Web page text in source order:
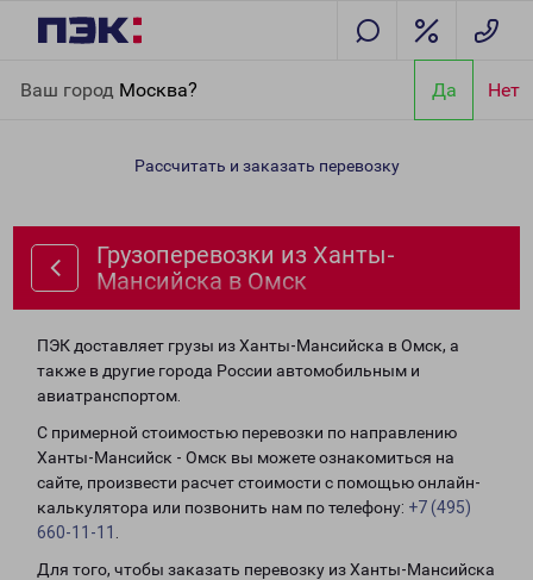
Ваш город Москва? Да Нет
Омск
Рассчитать и заказать перевозку
Грузоперевозки из Ханты-
Мансийска в Омск
ПЭК доставляет грузы из Ханты-Мансийска в Омск, а
также в другие города России автомобильным и
авиатранспортом.
С примерной стоимостью перевозки по направлению
Ханты-Мансийск - Омск вы можете ознакомиться на
сайте, произвести расчет стоимости с помощью онлайн-
калькулятора или позвонить нам по телефону: +7 (495)
660-11-11
Для того, чтобы заказать перевозку из Ханты-Мансийска